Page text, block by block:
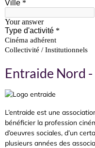
Entraide Nord -
L’entraide est une
bénéficier la profession
d’oeuvres sociales, d’un
plusieurs années des